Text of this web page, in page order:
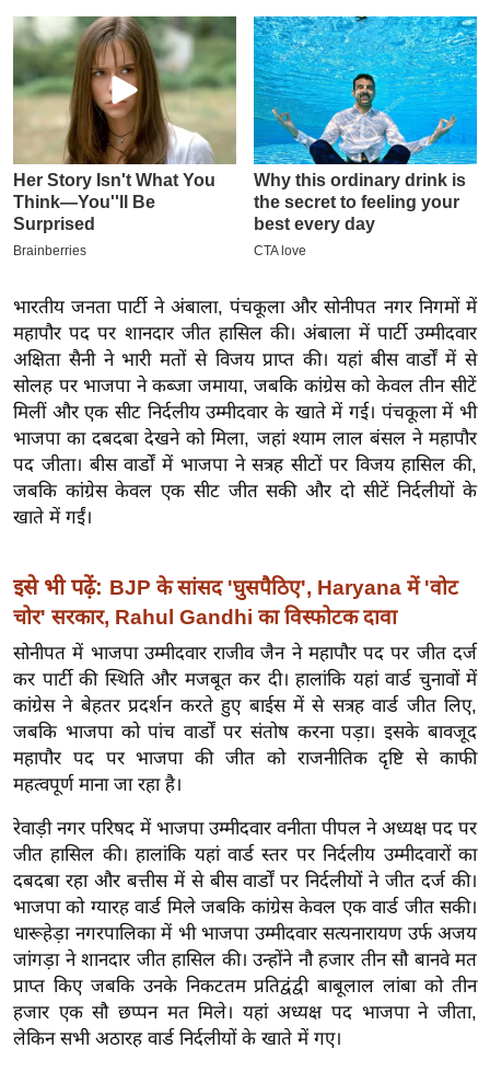
इ
म
ई
प
र
मि
बे
मि
सा
ल
श
ख्सि
य
यं
ग
इं
डि
या
सा
हि
त्य
ज
ग
त
ऑ
टो
व
र्ल्ड
न्यू
भारतीय जनता पार्टी ने अंबाला, पंचकूला और सोनीपत नगर निगमों में
महापौर पद पर शानदार जीत हासिल की। अंबाला में पार्टी उम्मीदवार
अक्षिता सैनी ने भारी मतों से विजय प्राप्त की। यहां बीस वार्डों में से
सोलह पर भाजपा ने कब्जा जमाया, जबकि कांग्रेस को केवल तीन सीटें
मिलीं और एक सीट निर्दलीय उम्मीदवार के खाते में गई। पंचकूला में भी
भाजपा का दबदबा देखने को मिला, जहां श्याम लाल बंसल ने महापौर
पद जीता। बीस वार्डों में भाजपा ने सत्रह सीटों पर विजय हासिल की,
जबकि कांग्रेस केवल एक सीट जीत सकी और दो सीटें निर्दलीयों के
खाते में गईं।
इसे भी पढ़ें: BJP के सांसद 'घुसपैठिए', Haryana में 'वोट
चोर' सरकार, Rahul Gandhi का विस्फोटक दावा
सोनीपत में भाजपा उम्मीदवार राजीव जैन ने महापौर पद पर जीत दर्ज
कर पार्टी की स्थिति और मजबूत कर दी। हालांकि यहां वार्ड चुनावों में
कांग्रेस ने बेहतर प्रदर्शन करते हुए बाईस में से सत्रह वार्ड जीत लिए,
जबकि भाजपा को पांच वार्डों पर संतोष करना पड़ा। इसके बावजूद
महापौर पद पर भाजपा की जीत को राजनीतिक दृष्टि से काफी
महत्वपूर्ण माना जा रहा है।
रेवाड़ी नगर परिषद में भाजपा उम्मीदवार वनीता पीपल ने अध्यक्ष पद पर
जीत हासिल की। हालांकि यहां वार्ड स्तर पर निर्दलीय उम्मीदवारों का
दबदबा रहा और बत्तीस में से बीस वार्डों पर निर्दलीयों ने जीत दर्ज की।
भाजपा को ग्यारह वार्ड मिले जबकि कांग्रेस केवल एक वार्ड जीत सकी।
धारूहेड़ा नगरपालिका में भी भाजपा उम्मीदवार सत्यनारायण उर्फ अजय
जांगड़ा ने शानदार जीत हासिल की। उन्होंने नौ हजार तीन सौ बानवे मत
प्राप्त किए जबकि उनके निकटतम प्रतिद्वंद्वी बाबूलाल लांबा को तीन
हजार एक सौ छप्पन मत मिले। यहां अध्यक्ष पद भाजपा ने जीता,
लेकिन सभी अठारह वार्ड निर्दलीयों के खाते में गए।